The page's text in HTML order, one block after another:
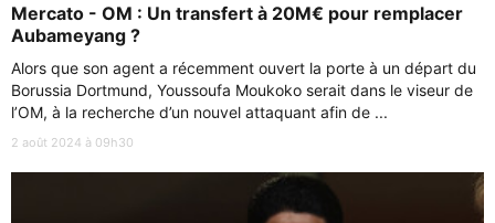
Mercato - OM : Un transfert à 20M€ pour remplacer
Aubameyang ?
Alors que son agent a récemment ouvert la porte à un départ du
Borussia Dortmund, Youssoufa Moukoko serait dans le viseur de
l’OM, à la recherche d’un nouvel attaquant afin de ...
2 août 2024 à 09h30